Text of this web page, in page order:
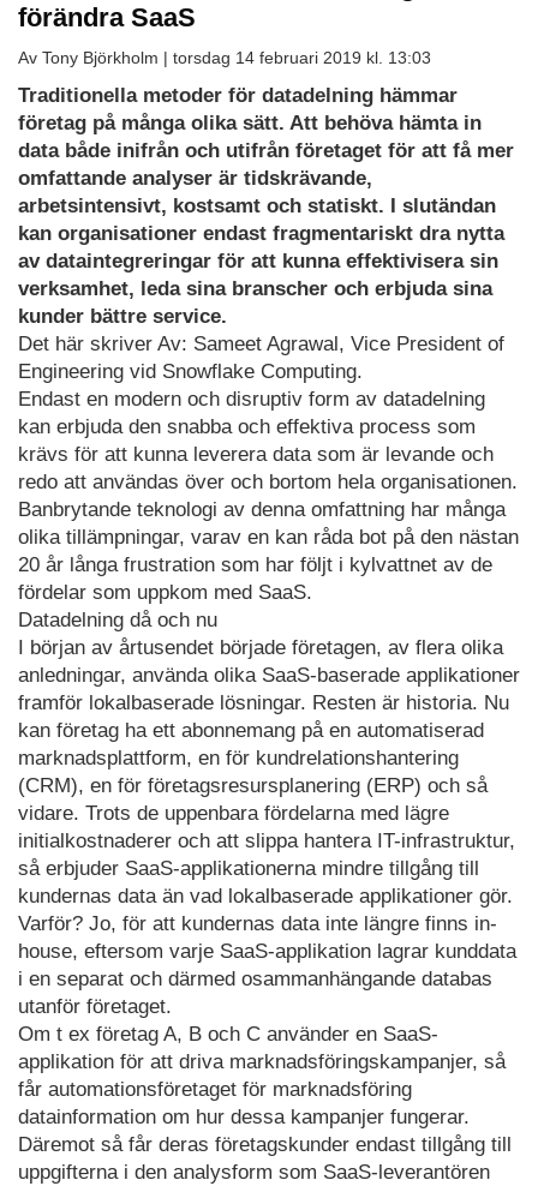
förändra SaaS
Av Tony Björkholm | torsdag 14 februari 2019 kl. 13:03
Traditionella metoder för datadelning hämmar
företag på många olika sätt. Att behöva hämta in
data både inifrån och utifrån företaget för att få mer
omfattande analyser är tidskrävande,
arbetsintensivt, kostsamt och statiskt. I slutändan
kan organisationer endast fragmentariskt dra nytta
av dataintegreringar för att kunna effektivisera sin
verksamhet, leda sina branscher och erbjuda sina
kunder bättre service.
Det här skriver Av: Sameet Agrawal, Vice President of
Engineering vid Snowflake Computing.
Endast en modern och disruptiv form av datadelning
kan erbjuda den snabba och effektiva process som
krävs för att kunna leverera data som är levande och
redo att användas över och bortom hela organisationen.
Banbrytande teknologi av denna omfattning har många
olika tillämpningar, varav en kan råda bot på den nästan
20 år långa frustration som har följt i kylvattnet av de
fördelar som uppkom med SaaS.
Datadelning då och nu
I början av årtusendet började företagen, av flera olika
anledningar, använda olika SaaS-baserade applikationer
framför lokalbaserade lösningar. Resten är historia. Nu
kan företag ha ett abonnemang på en automatiserad
marknadsplattform, en för kundrelationshantering
(CRM), en för företagsresursplanering (ERP) och så
vidare. Trots de uppenbara fördelarna med lägre
initialkostnaderer och att slippa hantera IT-infrastruktur,
så erbjuder SaaS-applikationerna mindre tillgång till
kundernas data än vad lokalbaserade applikationer gör.
Varför? Jo, för att kundernas data inte längre finns in-
house, eftersom varje SaaS-applikation lagrar kunddata
i en separat och därmed osammanhängande databas
utanför företaget.
Om t ex företag A, B och C använder en SaaS-
applikation för att driva marknadsföringskampanjer, så
får automationsföretaget för marknadsföring
datainformation om hur dessa kampanjer fungerar.
Däremot så får deras företagskunder endast tillgång till
uppgifterna i den analysform som SaaS-leverantören